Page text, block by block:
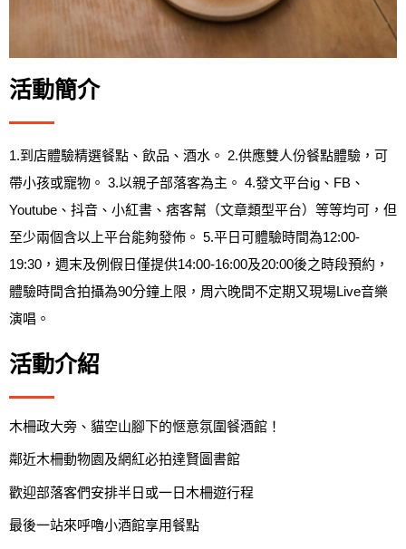
活動簡介
1.到店體驗精選餐點、飲品、酒水。 2.供應雙人份餐點體驗，可
帶小孩或寵物。 3.以親子部落客為主。 4.發文平台ig、FB、
Youtube、抖音、小紅書、痞客幫（文章類型平台）等等均可，但
至少兩個含以上平台能夠發佈。 5.平日可體驗時間為12:00-
19:30，週末及例假日僅提供14:00-16:00及20:00後之時段預約，
體驗時間含拍攝為90分鐘上限，周六晚間不定期又現場Live音樂
演唱。
活動介紹
木柵政大旁、貓空山腳下的愜意氛圍餐酒館！
鄰近木柵動物園及網紅必拍達賢圖書館
歡迎部落客們安排半日或一日木柵遊行程
最後一站來呼嚕小酒館享用餐點